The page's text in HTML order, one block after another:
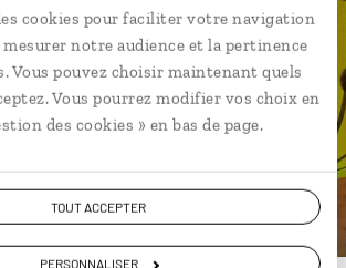
cookies pour faciliter votre navigation
notre audience et la pertinence
Vous pouvez choisir maintenant quels
Vous pourrez modifier vos choix en
des cookies » en bas de page.
TOUT ACCEPTER
PERSONNALISER
DEMANDER UN DEVIS
ou
voyage avec un spécialiste Vietnam
85 08 23 54